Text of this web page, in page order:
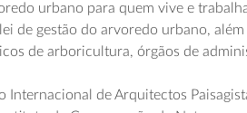
urbano para quem vive e
de gestão do arvoredo urbano,
de arboricultura, órgãos de
Internacional de Arquitectos